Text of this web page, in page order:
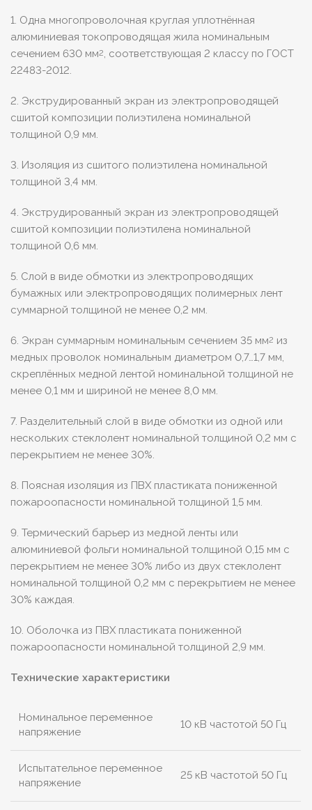
1. Одна многопроволочная круглая уплотнённая
алюминиевая токопроводящая жила номинальным
сечением 630 мм2, соответствующая 2 классу по ГОСТ
22483-2012.
2. Экструдированный экран из электропроводящей
сшитой композиции полиэтилена номинальной
толщиной 0,9 мм.
3. Изоляция из сшитого полиэтилена номинальной
толщиной 3,4 мм.
4. Экструдированный экран из электропроводящей
сшитой композиции полиэтилена номинальной
толщиной 0,6 мм.
5. Слой в виде обмотки из электропроводящих
бумажных или электропроводящих полимерных лент
суммарной толщиной не менее 0,2 мм.
6. Экран суммарным номинальным сечением 35 мм2 из
медных проволок номинальным диаметром 0,7…1,7 мм,
скреплённых медной лентой номинальной толщиной не
менее 0,1 мм и шириной не менее 8,0 мм.
7. Разделительный слой в виде обмотки из одной или
нескольких стеклолент номинальной толщиной 0,2 мм с
перекрытием не менее 30%.
8. Поясная изоляция из ПВХ пластиката пониженной
пожароопасности номинальной толщиной 1,5 мм.
9. Термический барьер из медной ленты или
алюминиевой фольги номинальной толщиной 0,15 мм с
перекрытием не менее 30% либо из двух стеклолент
номинальной толщиной 0,2 мм с перекрытием не менее
30% каждая.
10. Оболочка из ПВХ пластиката пониженной
пожароопасности номинальной толщиной 2,9 мм.
Технические характеристики
Номинальное переменное
напряжение
10 кВ частотой 50 Гц
Испытательное переменное
напряжение
25 кВ частотой 50 Гц